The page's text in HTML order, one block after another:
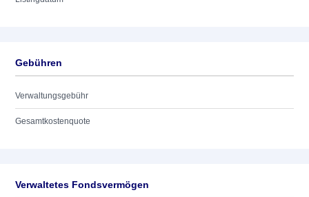
Gebühren
Verwaltungsgebühr
Gesamtkostenquote
Verwaltetes Fondsvermögen